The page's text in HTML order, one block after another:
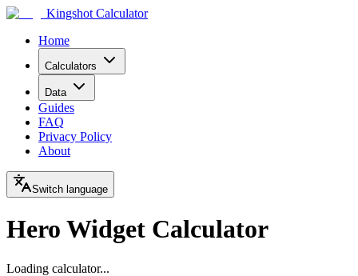
Kingshot Calculator
Home
Calculators
Data
Guides
FAQ
Privacy Policy
About
Switch language
Hero Widget Calculator
Loading calculator...